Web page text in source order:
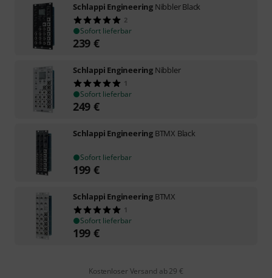
Schlappi Engineering Nibbler Black
2
Sofort lieferbar
239 €
Schlappi Engineering Nibbler
1
Sofort lieferbar
249 €
Schlappi Engineering BTMX Black
Sofort lieferbar
199 €
Schlappi Engineering BTMX
1
Sofort lieferbar
199 €
Kostenloser Versand ab 29 €